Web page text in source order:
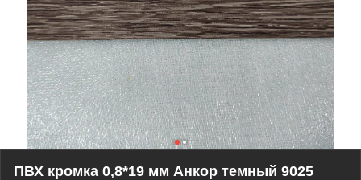
ПВХ кромка 0,8*19 мм Анкор темный 9025